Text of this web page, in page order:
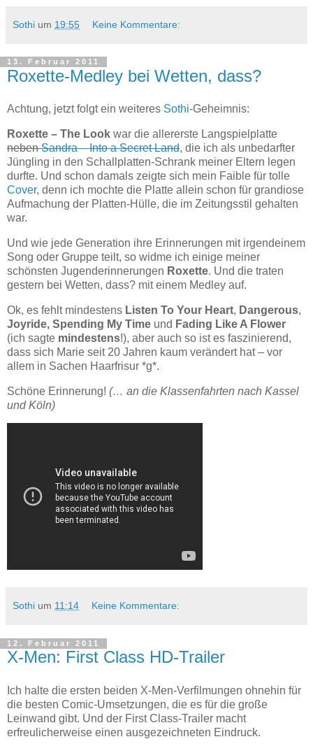
Sothi um 19:55 Keine Kommentare:
13. Februar 2011
Roxette-Medley bei Wetten, dass?
Achtung, jetzt folgt ein weiteres Sothi-Geheimnis:
Roxette – The Look war die allererste Langspielplatte
nebenSandra – Into a Secret Land, die ich als unbedarfter
Jüngling in den Schallplatten-Schrank meiner Eltern legen
durfte. Und schon damals zeigte sich mein Faible für tolle
Cover, denn ich mochte die Platte allein schon für grandiose
Aufmachung der Platten-Hülle, die im Zeitungsstil gehalten
war.
Und wie jede Generation ihre Erinnerungen mit irgendeinem
Song oder Gruppe teilt, so widme ich einige meiner
schönsten Jugenderinnerungen Roxette. Und die traten
gestern bei Wetten, dass? mit einem Medley auf.
Ok, es fehlt mindestens Listen To Your Heart, Dangerous,
Joyride, Spending My Time und Fading Like A Flower
(ich sagte mindestens!), aber auch so ist es faszinierend,
dass sich Marie seit 20 Jahren kaum verändert hat – vor
allem in Sachen Haarfrisur *g*.
Schöne Erinnerung! (… an die Klassenfahrten nach Kassel
und Köln)
Sothi um 11:14 Keine Kommentare:
12. Februar 2011
X-Men: First Class HD-Trailer
Ich halte die ersten beiden X-Men-Verfilmungen ohnehin für
die besten Comic-Umsetzungen, die es für die große
Leinwand gibt. Und der First Class-Trailer macht
erfreulicherweise einen ausgezeichneten Eindruck.